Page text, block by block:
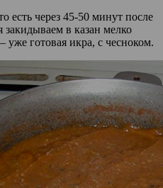
есть через 45-50 минут после
закидываем в казан мелко
готовая икра, с чесноком.